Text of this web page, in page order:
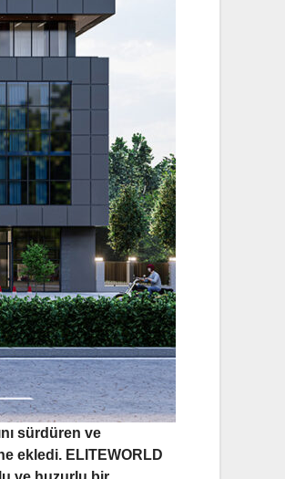
sürdüren ve
ekledi. ELITEWORLD